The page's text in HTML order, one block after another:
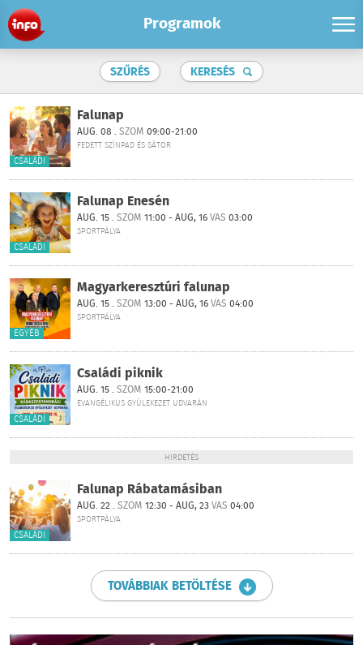
Programok
SZŰRÉS KERESÉS
Falunap
AUG. 08 . SZOM 09:00-21:00
FEDETT SZÍNPAD ÉS SÁTOR
CSALÁDI
Falunap Enesén
AUG. 15 . SZOM 11:00 - AUG, 16VAS 03:00
SPORTPÁLYA
CSALÁDI
Magyarkeresztúri falunap
AUG. 15 . SZOM 13:00 - AUG, 16VAS 04:00
SPORTPÁLYA
EGYÉB
Családi piknik
AUG. 15 . SZOM 15:00-21:00
EVANGÉLIKUS GYÜLEKEZET UDVARÁN
CSALÁDI
HIRDETÉS
Falunap Rábatamásiban
AUG. 22 . SZOM 12:30 - AUG, 23VAS 04:00
SPORTPÁLYA
CSALÁDI
TOVÁBBIAK BETÖLTÉSE